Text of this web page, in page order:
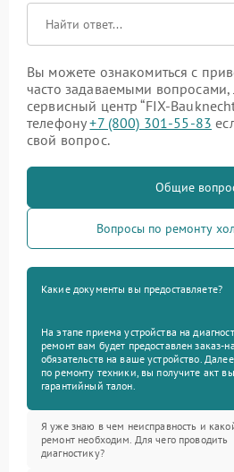
Вы можете ознакомиться с
часто задаваемыми вопросами,
сервисный центр “FIX-
телефону+7 (800) 301-55-83
свой вопрос.
Общие
Вопросы по ремонту
Какие документы вы предоставляете?
На этапе приема устройства на
ремонт вам будет предоставлен заказ-
обязательств на ваше устройство.
по ремонту техники, вы получите акт
гарантийный талон.
Я уже знаю в чем неисправность и
ремонт необходим. Для чего проводить
диагностику?